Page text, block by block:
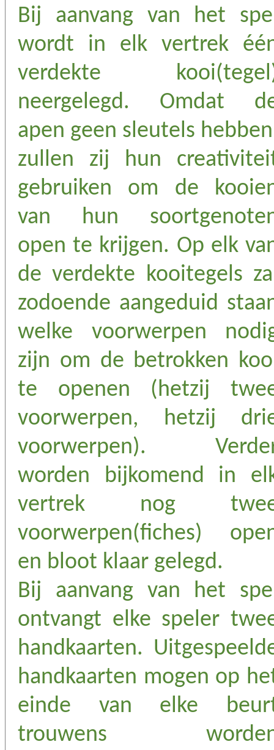
Bij aanvang van het
wordt in elk vertrek
verdekte
neergelegd. Omdat
apen geen sleutels
zullen zij hun
gebruiken om de
van hun
open te krijgen. Op elk
de verdekte kooitegels
zodoende aangeduid
welke voorwerpen
zijn om de betrokken
te openen (hetzij
voorwerpen, hetzij
voorwerpen).
worden bijkomend in
vertrek nog
voorwerpen(fiches)
en bloot klaar gelegd.
Bij aanvang van het
ontvangt elke speler
handkaarten.
handkaarten mogen op
einde van elke
trouwens